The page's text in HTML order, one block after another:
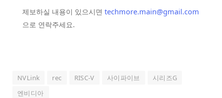
제보하실 내용이 있으시면 techmore.main@gmail.com
으로 연락주세요.
NVLink rec RISC-V 사이파이브
시리즈G
엔비디아